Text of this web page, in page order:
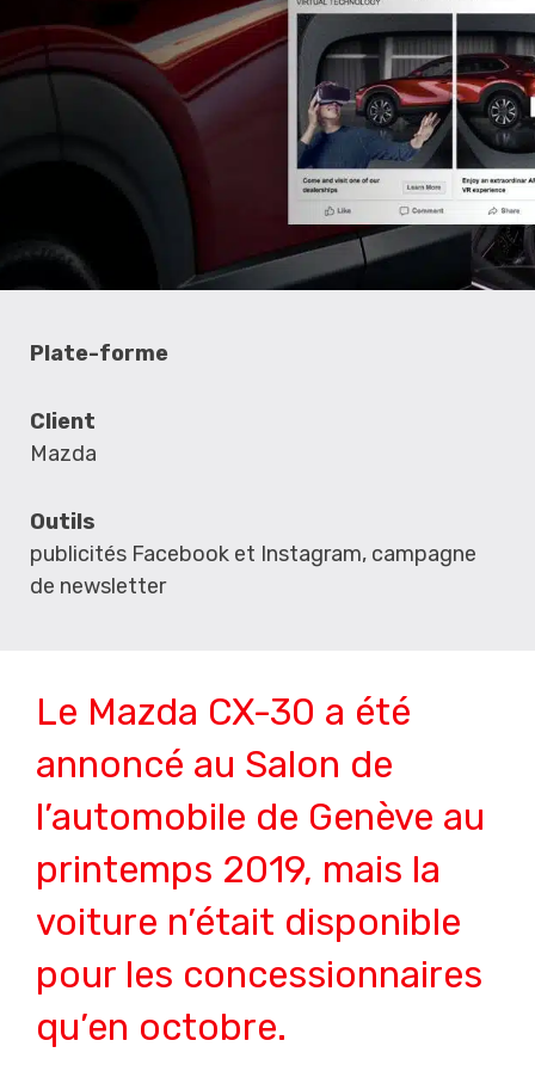
Le Mazda CX-30 a été
annoncé au Salon de
l’automobile de Genève au
printemps 2019, mais la
voiture n’était disponible
pour les concessionnaires
qu’en octobre.
Plate-forme
Client
Mazda
Outils
publicités Facebook et Instagram, campagne
de newsletter